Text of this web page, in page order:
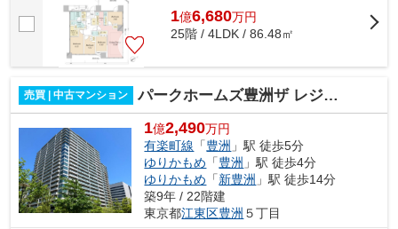
1億6,680万円
25階 / 4LDK / 86.48㎡
売買 | 中古マンション パークホームズ豊洲ザ レジデンス
1億2,490万円
有楽町線 「豊洲 」駅 徒歩5分
ゆりかもめ 「豊洲 」駅 徒歩4分
ゆりかもめ 「新豊洲 」駅 徒歩14分
築9年 / 22階建
東京都江東区豊洲 ５丁目